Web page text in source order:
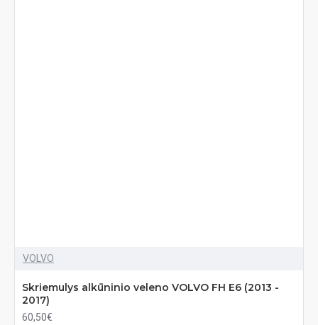
VOLVO
Skriemulys alkūninio veleno VOLVO FH E6 (2013 -
2017)
60,50€